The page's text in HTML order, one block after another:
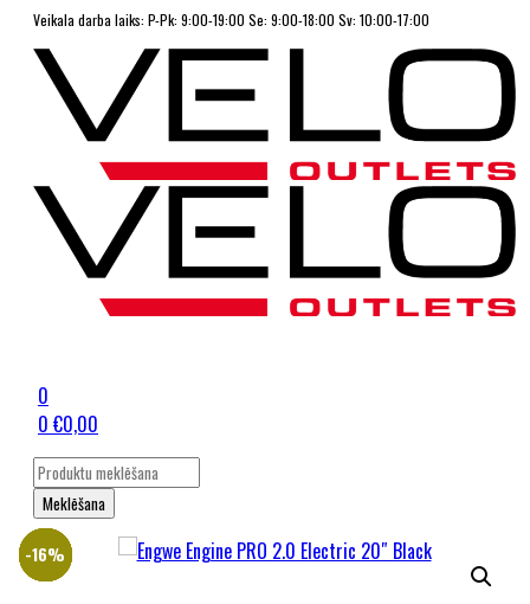
Veikala darba laiks: P-Pk: 9:00-19:00 Se: 9:00-18:00 Sv: 10:00-17:00
0
0 €0,00
-12%
-47%
-27%
-21%
-8%
-47%
-21%
-16%